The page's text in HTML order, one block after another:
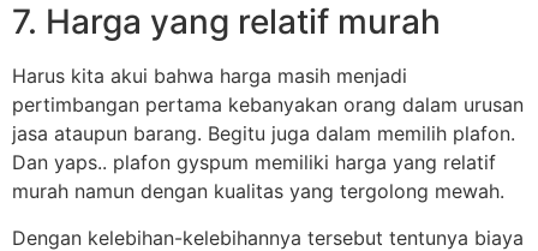
7. Harga yang relatif murah
Harus kita akui bahwa harga masih menjadi
pertimbangan pertama kebanyakan orang dalam urusan
jasa ataupun barang. Begitu juga dalam memilih plafon.
Dan yaps.. plafon gyspum memiliki harga yang relatif
murah namun dengan kualitas yang tergolong mewah.
Dengan kelebihan-kelebihannya tersebut tentunya biaya